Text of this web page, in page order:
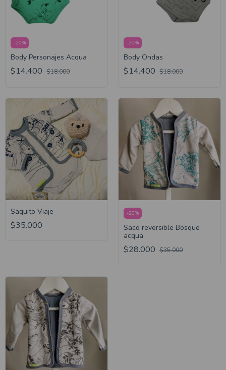
-20%
Body Personajes Acqua
$14.400 $18.000
-20%
Body Ondas
$14.400 $18.000
Saquito Viaje
$35.000
-20%
Saco reversible Bosque
acqua
$28.000 $35.000